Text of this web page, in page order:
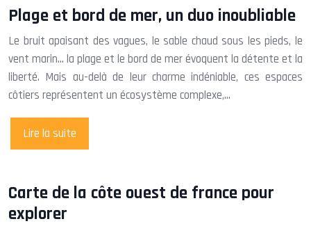
Plage et bord de mer, un duo inoubliable
Le bruit apaisant des vagues, le sable chaud sous les pieds, le
vent marin… la plage et le bord de mer évoquent la détente et la
liberté. Mais au-delà de leur charme indéniable, ces espaces
côtiers représentent un écosystème complexe,…
Lire la suite
Carte de la côte ouest de france pour
explorer